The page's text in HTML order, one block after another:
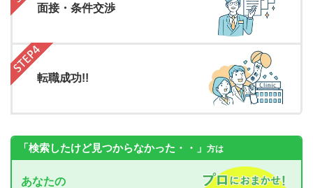
面接・条件交渉
転職成功!!
「検索したけど見つからなかった・・」 方は
あなたの